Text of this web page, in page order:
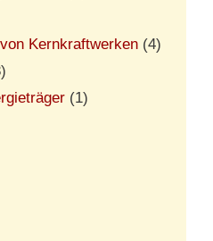
Kernkraftwerken (4)
(1)